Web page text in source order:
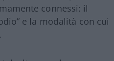
connessi: il
e la modalità con cui